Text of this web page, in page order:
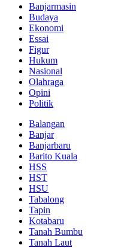
Banjarmasin
Budaya
Ekonomi
Essai
Figur
Hukum
Nasional
Olahraga
Opini
Politik
Balangan
Banjar
Banjarbaru
Barito Kuala
HSS
HST
HSU
Tabalong
Tapin
Kotabaru
Tanah Bumbu
Tanah Laut